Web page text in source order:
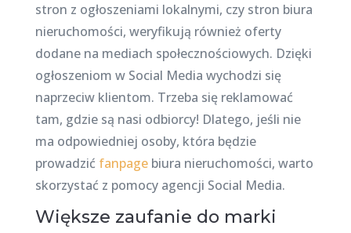
stron z ogłoszeniami lokalnymi, czy stron biura
nieruchomości, weryfikują również oferty
dodane na mediach społecznościowych. Dzięki
ogłoszeniom w Social Media wychodzi się
naprzeciw klientom. Trzeba się reklamować
tam, gdzie są nasi odbiorcy! Dlatego, jeśli nie
ma odpowiedniej osoby, która będzie
prowadzić fanpagebiura nieruchomości, warto
skorzystać z pomocy agencji Social Media.
Większe zaufanie do marki